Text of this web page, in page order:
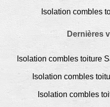
Isolation combles
Dernières
Isolation combles toiture
Isolation combles
Isolation combles